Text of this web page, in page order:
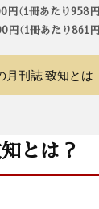
（1冊あたり958
（1冊あたり861
月刊誌 致知とは
とは？